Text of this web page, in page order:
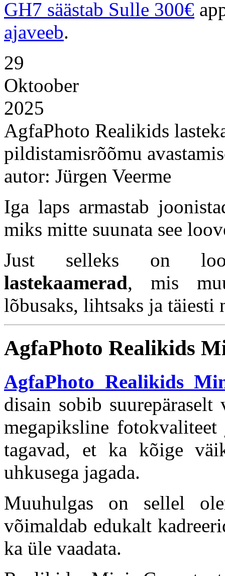
GH7 säästab Sulle 300€
ajaveeb.
29
Oktoober
2025
AgfaPhoto Realikids
pildistamisrõõmu
autor: Jürgen Veerme
Iga laps armastab
miks mitte suunata see
Just selleks on
lastekaamerad, mis
lõbusaks, lihtsaks ja täiesti
AgfaPhoto Realikids
AgfaPhoto Realikids
disain sobib suurepäraselt
megapiksline
tagavad, et ka kõige
uhkusega jagada.
Muuhulgas on sellel
võimaldab edukalt
ka üle vaadata.